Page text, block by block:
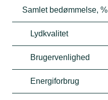
Samlet bedømmelse, %
Lydkvalitet
Brugervenlighed
Energiforbrug